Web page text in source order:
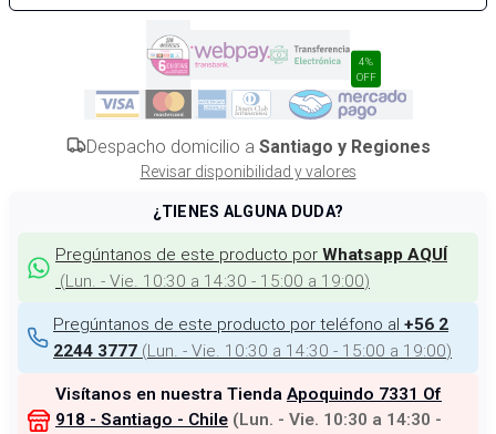
4%
OFF
Despacho domicilio a Santiago y Regiones
Revisar disponibilidad y valores
¿TIENES ALGUNA DUDA?
Pregúntanos de este producto por Whatsapp AQUÍ
(Lun. - Vie. 10:30 a 14:30 - 15:00 a 19:00)
Pregúntanos de este producto por teléfono al +56 2
2244 3777 (Lun. - Vie. 10:30 a 14:30 - 15:00 a 19:00)
Visítanos en nuestra Tienda Apoquindo 7331 Of
918 - Santiago - Chile (Lun. - Vie. 10:30 a 14:30 -